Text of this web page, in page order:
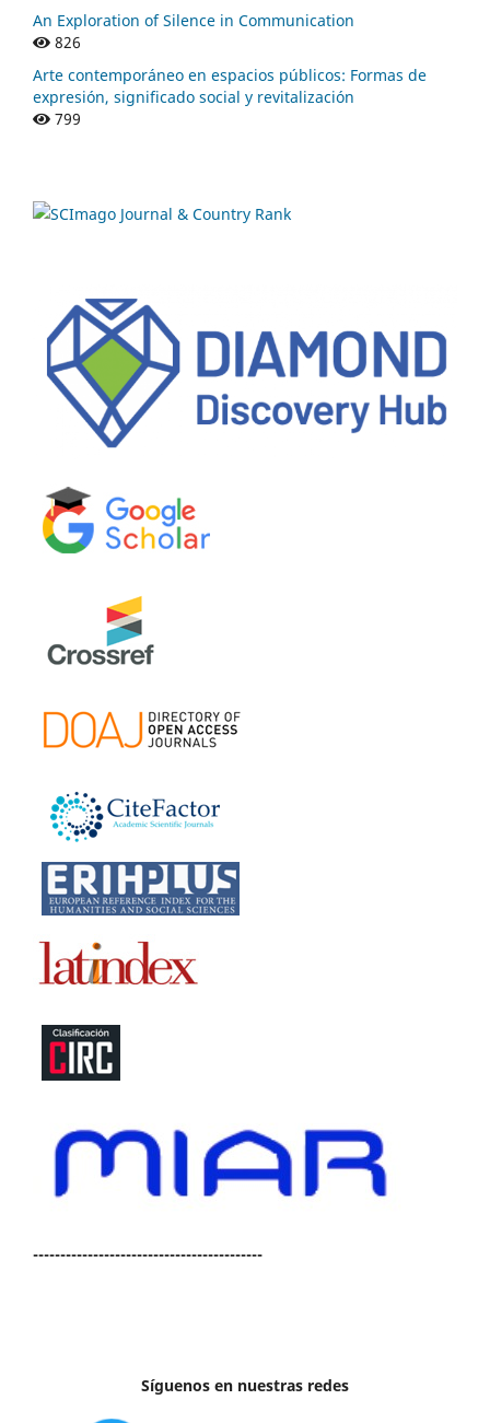
An Exploration of Silence in Communication
826
Arte contemporáneo en espacios públicos: Formas de
expresión, significado social y revitalización
799
------------------------------------------
Síguenos en nuestras redes